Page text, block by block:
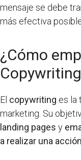
mensaje se debe
más efectiva
¿Cómo
El copywriting es la
marketing. Su
landing pages y
a realizar una acción